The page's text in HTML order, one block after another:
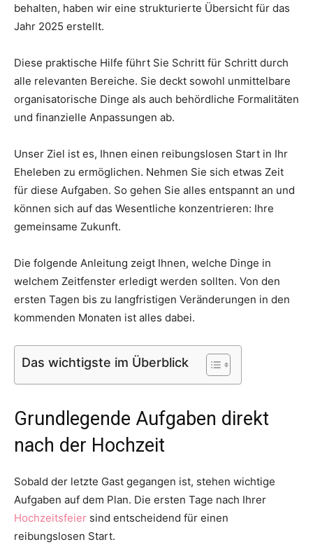
Hochzeit
behalten, haben wir eine strukturierte Übersicht für das
Jahr 2025 erstellt.
Diese praktische Hilfe führt Sie Schritt für Schritt durch
alle relevanten Bereiche. Sie deckt sowohl unmittelbare
organisatorische Dinge als auch behördliche Formalitäten
und finanzielle Anpassungen ab.
Unser Ziel ist es, Ihnen einen reibungslosen Start in Ihr
Eheleben zu ermöglichen. Nehmen Sie sich etwas Zeit
für diese Aufgaben. So gehen Sie alles entspannt an und
können sich auf das Wesentliche konzentrieren: Ihre
gemeinsame Zukunft.
Die folgende Anleitung zeigt Ihnen, welche Dinge in
welchem Zeitfenster erledigt werden sollten. Von den
ersten Tagen bis zu langfristigen Veränderungen in den
kommenden Monaten ist alles dabei.
Das wichtigste im Überblick
Grundlegende Aufgaben direkt
nach der Hochzeit
Sobald der letzte Gast gegangen ist, stehen wichtige
Aufgaben auf dem Plan. Die ersten Tage nach Ihrer
Hochzeitsfeier sind entscheidend für einen
reibungslosen Start.